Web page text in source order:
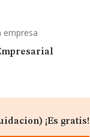
empresa
¡Es gratis!